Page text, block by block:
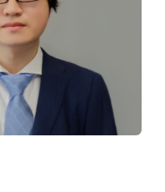
EN